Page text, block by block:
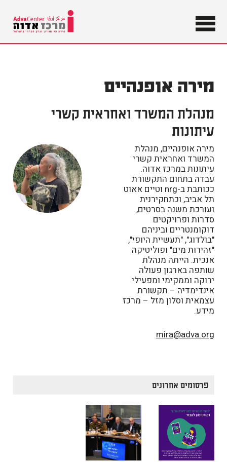
מרכז
מידע על
שוויון וצדק
חברתי
מירה אופנהיים
מנהלת המשרד ואחראית קשרי
עיתונות
מירה אופנהיים, מנהלת
המשרד ואחראית קשרי
עיתונות במרכז אדוה.
עבדה בתחום התקשורת
ככותבת ב-nrg וטיים אאוט
תל אביב, וכתחקירנית
ועורכת משנה בסרטים,
סדרות ופרויקטים
דוקומנטריים וביניהם
"בולדוג", "תעשיית היופי",
"זהירות מים" ופוליטיקה
אנכית. הייתה מנהלת
שותפה בארגון פעולה
ירוקה וממקימי ומפעילי
אינדימדיה – תקשורת
עצמאית וסלון מזל – מרכז
מידע.
mira@adva.org
פרסומים אחרונים